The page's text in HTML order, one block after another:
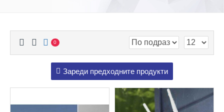
0
Зареди предходните продукти